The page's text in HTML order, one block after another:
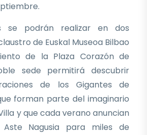
se podrán realizar en dos
de Euskal Museoa Bilbao
de la Plaza Corazón de
sede permitirá descubrir
de los Gigantes de
forman parte del imaginario
y que cada verano anuncian
Nagusia para miles de